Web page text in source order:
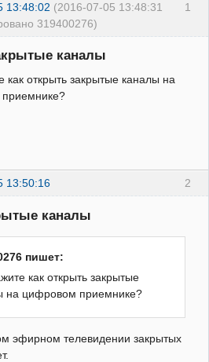
1
13:48:02 (2016-07-05 13:48:31
319400276)
каналы
как открыть закрытые каналы на
2
13:50:16
каналы
пишет:
как открыть закрытые
на цифровом приемнике?
эфирном телевидении закрытых